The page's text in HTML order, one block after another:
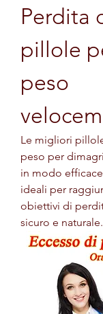
Perdita
pillole
peso
Le migliori
peso per
in modo
ideali per
obiettivi di
sicuro e naturale.